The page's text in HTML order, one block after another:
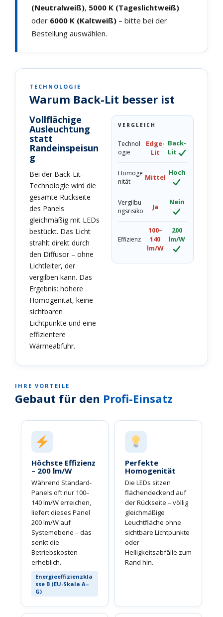
(Neutralweiß), 5000 K (Tageslichtweiß)
oder 6000 K (Kaltweiß) – bitte bei der
Bestellung auswählen.
TECHNOLOGIE
Warum Back-Lit besser ist
Vollflächige
Ausleuchtung
statt
Randeinspeisun
g
Bei der Back-Lit-
Technologie wird die
gesamte Rückseite
des Panels
gleichmäßig mit LEDs
bestückt. Das Licht
strahlt direkt durch
den Diffusor – ohne
Lichtleiter, der
vergilben kann. Das
Ergebnis: höhere
Homogenität, keine
sichtbaren
Lichtpunkte und eine
effizientere
Wärmeabfuhr.
VERGLEICH
Technol
ogie
Edge-
Lit
Back-
Lit
Homoge
nität
Mittel
Hoch
Vergilbu
ngsrisiko
Ja
Nein
Effizienz
100–
140
lm/W
200
lm/W
IHRE VORTEILE
Gebaut für den Profi-Einsatz
Höchste Effizienz
– 200 lm/W
Während Standard-
Panels oft nur 100–
140 lm/W erreichen,
liefert dieses Panel
200 lm/W auf
Systemebene – das
senkt die
Betriebskosten
erheblich.
Energieeffizienzkla
sse B (EU-Skala A–
G)
Perfekte
Homogenität
Die LEDs sitzen
flächendeckend auf
der Rückseite – völlig
gleichmäßige
Leuchtfläche ohne
sichtbare Lichtpunkte
oder
Helligkeitsabfälle zum
Rand hin.